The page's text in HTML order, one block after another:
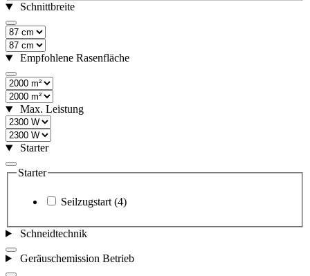
Schnittbreite
Empfohlene Rasenfläche
Max. Leistung
Starter
Starter
Seilzugstart (4)
Schneidtechnik
Geräuschemission Betrieb